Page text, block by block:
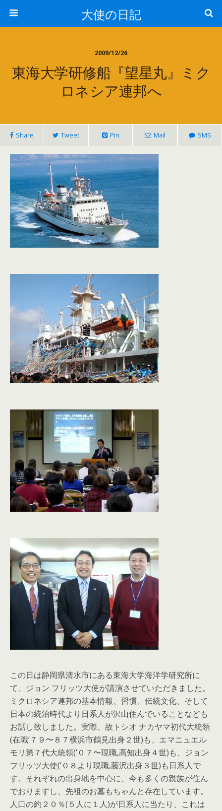
大使の日記
2009/12/26
東海大学研修船『望星丸』ミク
ロネシア連邦へ
Share Tweet Pin Mail SMS
この日は静岡県清水市にある東海大学海洋学研究所に
て、ジョン フリッツ大使が講演させていただきました。
ミクロネシア連邦の基本情報、習慣、伝統文化、そして
日本の統治時代より日系人が沢山住んでいることなども
お話し致しました。実際、故トシオ ナカヤマ初代大統領
(在職’７９〜８７横浜市鶴見出身２世)も、エマニュエル
モリ第７代大統領(’０７〜現職,高知出身４世)も、ジョン
フリッツ大使(’０８より現職,藤沢出身３世)も日系人で
す。それぞれの出身地を中心に、今も多くの親族が住ん
でおりますし、先祖のお墓もちゃんと存在しています。
人口の約２０％(５人に１人)が日系人に当たり、これは